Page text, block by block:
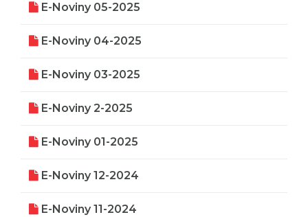
E-Noviny 05-2025
E-Noviny 04-2025
E-Noviny 03-2025
E-Noviny 2-2025
E-Noviny 01-2025
E-Noviny 12-2024
E-Noviny 11-2024